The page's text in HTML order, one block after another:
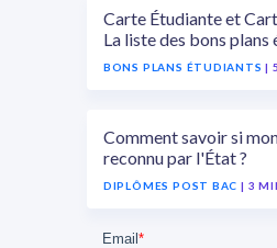
Carte Étudiante et
La liste des bons plans
BONS PLANS ÉTUDIANTS |
Comment savoir si
reconnu par l'État ?
DIPLÔMES POST BAC | 3